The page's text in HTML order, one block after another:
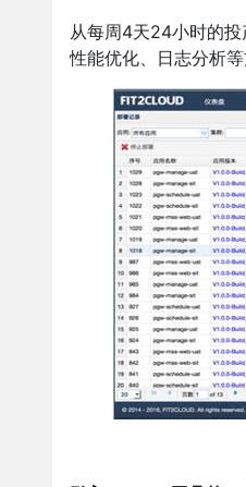
从每周4天24小时的投
性能优化、日志分析等